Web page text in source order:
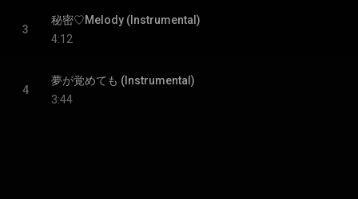
3
秘密♡Melody (Instrumental)
4:12
4
夢が覚めても (Instrumental)
3:44